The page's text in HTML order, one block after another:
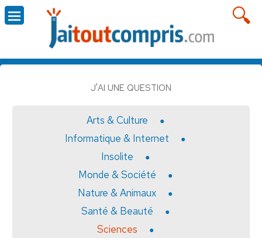
J'AI UNE QUESTION
Arts & Culture
Informatique & Internet
Insolite
Monde & Société
Nature & Animaux
Santé & Beauté
Sciences